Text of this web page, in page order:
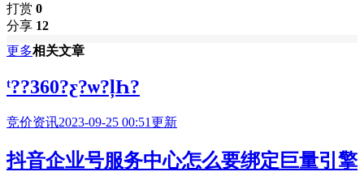
打赏 0
分享 12
更多相关文章
ͭ??360?ƹ?ѡ?ļҺ?
竞价资讯2023-09-25 00:51更新
抖音企业号服务中心怎么要绑定巨量引擎